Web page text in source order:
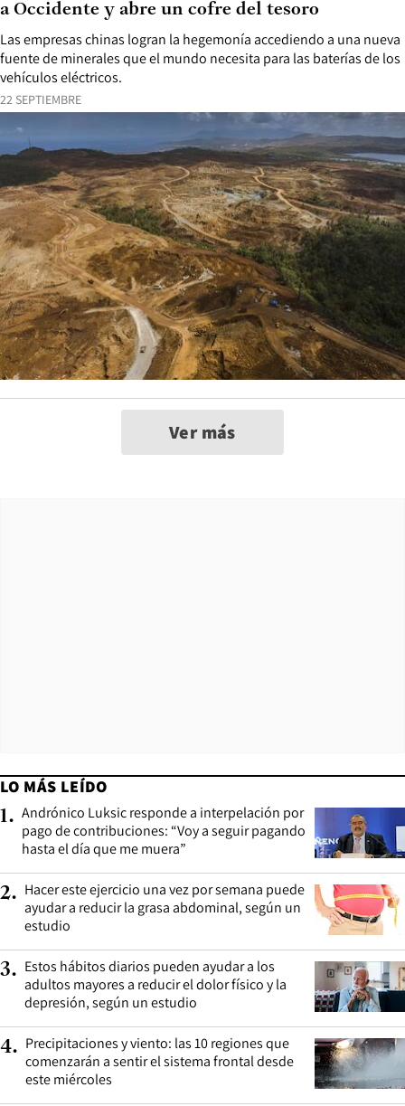
22 SEPTIEMBRE
Las empresas chinas logran la hegemonía accediendo a una nueva
fuente de minerales que el mundo necesita para las baterías de los
vehículos eléctricos.
a Occidente y abre un cofre del tesoro
Ver más
LO MÁS LEÍDO
1. Andrónico Luksic responde a interpelación por
pago de contribuciones: “Voy a seguir pagando
hasta el día que me muera”
2. Hacer este ejercicio una vez por semana puede
ayudar a reducir la grasa abdominal, según un
estudio
3. Estos hábitos diarios pueden ayudar a los
adultos mayores a reducir el dolor físico y la
depresión, según un estudio
4. Precipitaciones y viento: las 10 regiones que
comenzarán a sentir el sistema frontal desde
este miércoles